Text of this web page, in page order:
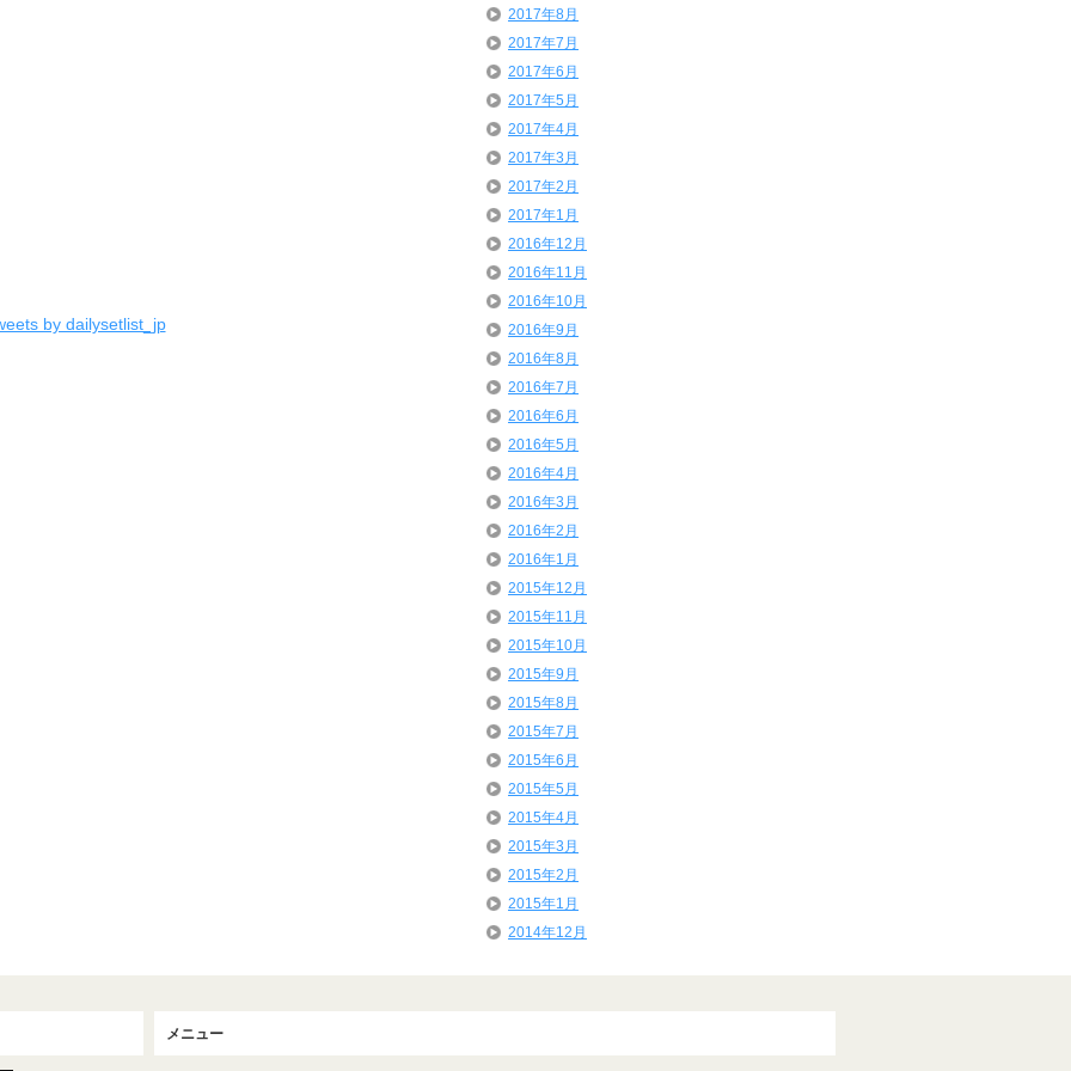
by dailysetlist_jp
2017年8月
2017年7月
2017年6月
2017年5月
2017年4月
2017年3月
2017年2月
2017年1月
2016年12月
2016年11月
2016年10月
2016年9月
2016年8月
2016年7月
2016年6月
2016年5月
2016年4月
2016年3月
2016年2月
2016年1月
2015年12月
2015年11月
2015年10月
2015年9月
2015年8月
2015年7月
2015年6月
2015年5月
2015年4月
2015年3月
2015年2月
2015年1月
2014年12月
メニュー